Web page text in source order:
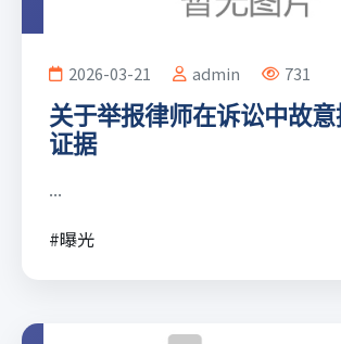
2026-03-21 admin 731
关于举报律师在诉讼中故
证据
...
#曝光